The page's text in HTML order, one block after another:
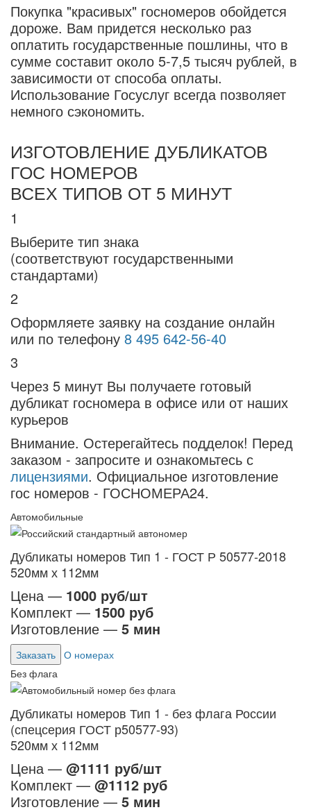
Покупка "красивых" госномеров обойдется
дороже. Вам придется несколько раз
оплатить государственные пошлины, что в
сумме составит около 5-7,5 тысяч рублей, в
зависимости от способа оплаты.
Использование Госуслуг всегда позволяет
немного сэкономить.
ИЗГОТОВЛЕНИЕ ДУБЛИКАТОВ
ГОС НОМЕРОВ
ВСЕХ ТИПОВ ОТ 5 МИНУТ
1
Выберите тип знака
(соответствуют государственными
стандартами)
2
Оформляете заявку на создание онлайн
или по телефону 8 495 642-56-40
3
Через 5 минут Вы получаете готовый
дубликат госномера в офисе или от наших
курьеров
Внимание. Остерегайтесь подделок! Перед
заказом - запросите и ознакомьтесь с
лицензиями. Официальное изготовление
гос номеров - ГОСНОМЕРА24.
Автомобильные
Дубликаты номеров Тип 1 - ГОСТ Р 50577-2018
520мм х 112мм
Цена — 1000 руб/шт
Комплект — 1500 руб
Изготовление — 5 мин
Заказать О номерах
Без флага
Дубликаты номеров Тип 1 - без флага России
(спецсерия ГОСТ р50577-93)
520мм х 112мм
Цена — @1111 руб/шт
Комплект — @1112 руб
Изготовление — 5 мин